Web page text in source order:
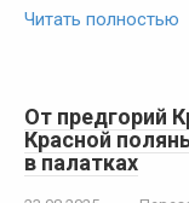
Читать полностью
От предгорий
Красной
в палатках